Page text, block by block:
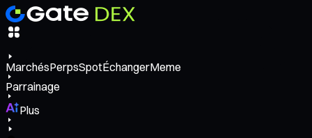
MarchésPerpsSpotÉchangerMeme
Parrainage
Plus